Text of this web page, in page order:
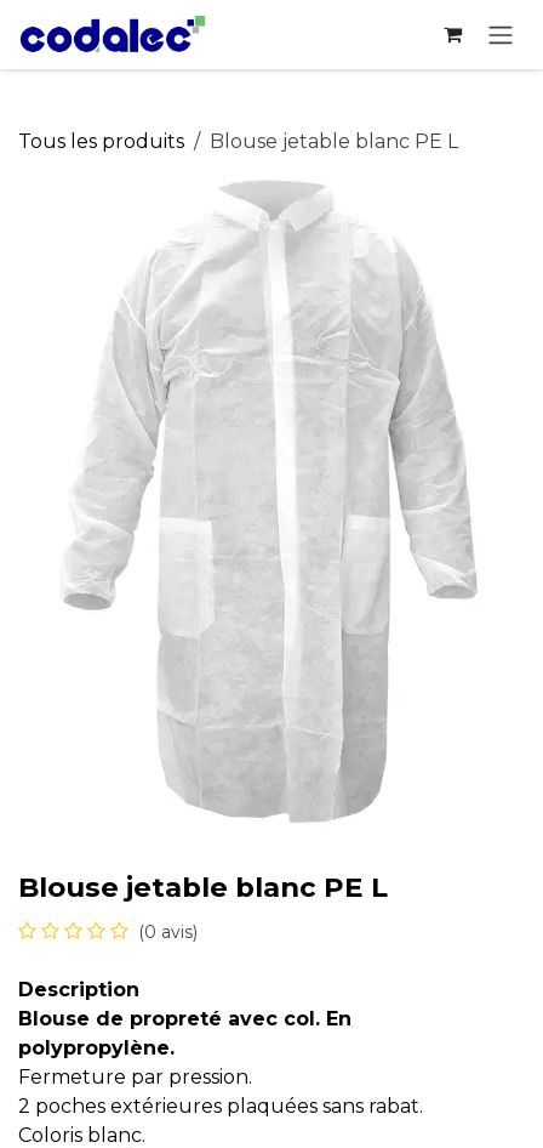
Se rendre au contenu
Tous les produits Blouse jetable blanc PE L
Blouse jetable blanc PE L
(0 avis)
Description
Blouse de propreté avec col. En
polypropylène.
Fermeture par pression.
2 poches extérieures plaquées sans rabat.
Coloris blanc.